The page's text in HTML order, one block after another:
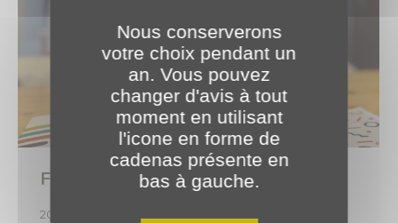
FORUM DU NUMERIQUE 2024 💻
2024
Nous conserverons
votre choix pendant un
an. Vous pouvez
changer d'avis à tout
moment en utilisant
l'icone en forme de
cadenas présente en
bas à gauche.